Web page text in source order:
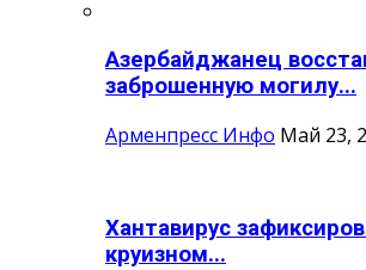
Азербайджанец
заброшенную могилу...
Арменпресс Инфо Май 23,
Хантавирус
круизном...